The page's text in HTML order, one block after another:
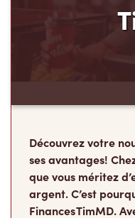
Découvrez votre
ses avantages!
que vous méritez
argent. C’est
Finances TimMD.